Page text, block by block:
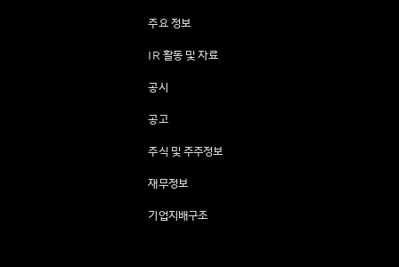
주요 정보
IR 활동 및 자료
공시
공고
주식 및 주주정보
재무정보
기업지배구조